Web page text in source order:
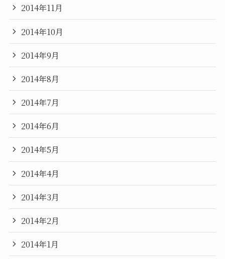
2014年11月
2014年10月
2014年9月
2014年8月
2014年7月
2014年6月
2014年5月
2014年4月
2014年3月
2014年2月
2014年1月